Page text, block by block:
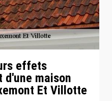
effets
maison
Et Villotte